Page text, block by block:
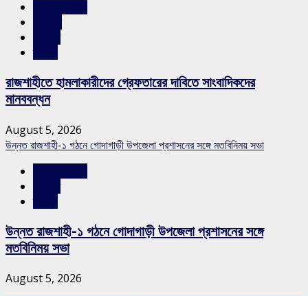
রাজশাহীতে হামলাকারীদের গ্রেফতারের দাবিতে সাংবাদিকদের
মানববন্ধন
August 5, 2026
উন্নত রাজশাহী-১ গঠনে গোদাগাড়ী উপজেলা প্রশাসনের সঙ্গে মতবিনিময় সভা
উন্নত রাজশাহী-১ গঠনে গোদাগাড়ী উপজেলা প্রশাসনের সঙ্গে
মতবিনিময় সভা
August 5, 2026